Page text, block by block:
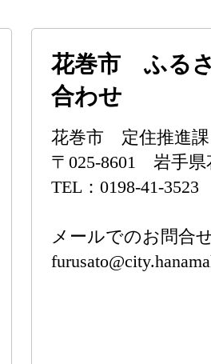
花巻市 ふる
合わせ
花巻市 定住推進課
〒025-8601 岩手県
TEL：0198-41-3523
メールでのお問合